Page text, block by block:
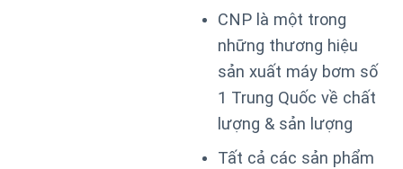
CNP là một trong
những thương hiệu
sản xuất máy bơm số
1 Trung Quốc về chất
lượng & sản lượng
Tất cả các sản phẩm